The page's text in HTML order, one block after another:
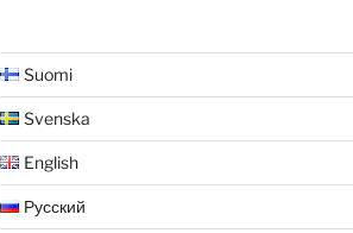
Suomi
Svenska
English
Русский